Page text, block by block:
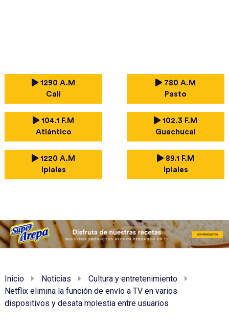
1290 A.M
Cali
780 A.M
Pasto
104.1 F.M
Atlántico
102.3 F.M
Guachucal
1220 A.M
Ipiales
89.1 F.M
Ipiales
Inicio Noticias
Cultura y entretenimiento
Netflix elimina la función de envío a TV en varios
dispositivos y desata molestia entre usuarios